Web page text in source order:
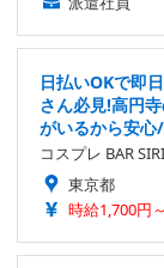
日払いOKで即
さん必見!高円
がいるから安
コスプレ BAR
東京都
時給1,700円～